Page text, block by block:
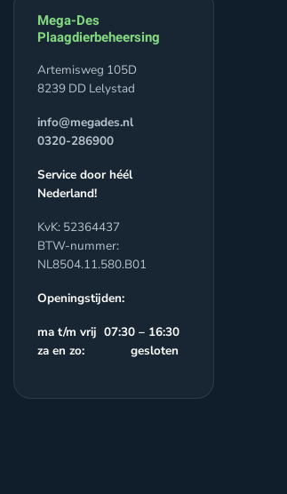
Mega-Des
Plaagdierbeheersing
Artemisweg 105D
8239 DD Lelystad
info@megades.nl
0320-286900
Service door héél
Nederland!
KvK: 52364437
BTW-nummer:
NL8504.11.580.B01
Openingstijden:
ma t/m vrij 07:30 – 16:30
za en zo: gesloten